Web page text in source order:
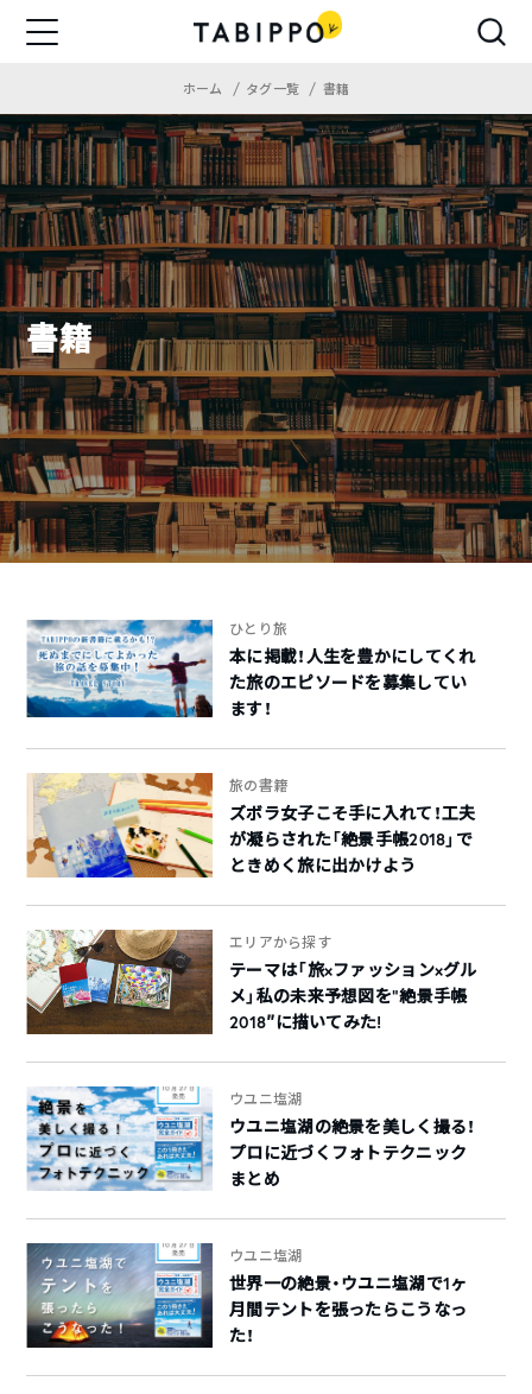
ホーム タグ一覧 書籍
書籍
ひとり旅
本に掲載！人生を豊かにしてくれ
た旅のエピソードを募集してい
ます！
旅の書籍
ズボラ女子こそ手に入れて！工夫
が凝らされた「絶景手帳2018」で
ときめく旅に出かけよう
エリアから探す
テーマは「旅×ファッション×グル
メ」私の未来予想図を”絶景手帳
2018″に描いてみた!
ウユニ塩湖
ウユニ塩湖の絶景を美しく撮る！
プロに近づくフォトテクニック
まとめ
ウユニ塩湖
世界一の絶景・ウユニ塩湖で1ヶ
月間テントを張ったらこうなっ
た！